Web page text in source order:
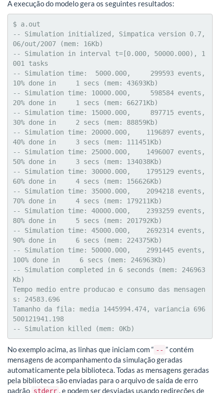
A execução do modelo gera os seguintes resultados:
$ a.out
-- Simulation initialized, Simpatica version 0.7,
06/out/2007 (mem: 16Kb)
-- Simulation in interval t=[0.000, 50000.000), 1
001 tasks
-- Simulation time:  5000.000,     299593 events,
10% done in     1 secs (mem: 43693Kb)
-- Simulation time: 10000.000,     598584 events,
20% done in     1 secs (mem: 66271Kb)
-- Simulation time: 15000.000,     897715 events,
30% done in     2 secs (mem: 88859Kb)
-- Simulation time: 20000.000,    1196897 events,
40% done in     3 secs (mem: 111451Kb)
-- Simulation time: 25000.000,    1496007 events,
50% done in     3 secs (mem: 134038Kb)
-- Simulation time: 30000.000,    1795129 events,
60% done in     4 secs (mem: 156626Kb)
-- Simulation time: 35000.000,    2094218 events,
70% done in     4 secs (mem: 179211Kb)
-- Simulation time: 40000.000,    2393259 events,
80% done in     5 secs (mem: 201792Kb)
-- Simulation time: 45000.000,    2692314 events,
90% done in     6 secs (mem: 224375Kb)
-- Simulation time: 50000.000,    2991445 events,
100% done in     6 secs (mem: 246963Kb)
-- Simulation completed in 6 seconds (mem: 246963
Kb)
Tempo medio entre producao e consumo das mensagen
s: 24583.696
Tamanho da fila: media 1445994.474, variancia 696
500121941.198
-- Simulation killed (mem: 0Kb)
No exemplo acima, as linhas que iniciam com “ -- ” contém
mensagens de acompanhamento da simulação geradas
automaticamente pela biblioteca. Todas as mensagens geradas
pela biblioteca são enviadas para o arquivo de saída de erro
padrão stderr , e podem ser desviadas usando redireções de